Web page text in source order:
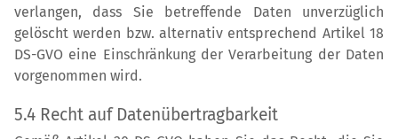
verlangen, dass Sie betreffende Daten unverzüglich
gelöscht werden bzw. alternativ entsprechend Artikel 18
DS-GVO eine Einschränkung der Verarbeitung der Daten
vorgenommen wird.
5.4 Recht auf Datenübertragbarkeit